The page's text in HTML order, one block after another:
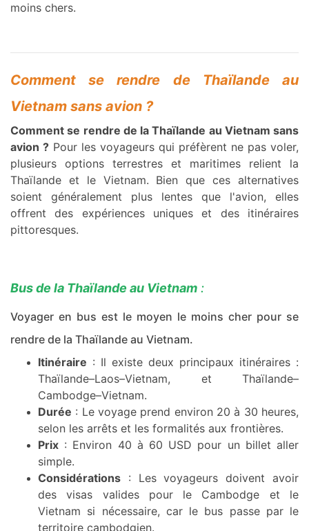
moins chers.
Comment se rendre de Thaïlande au
Vietnam sans avion ?
Comment se rendre de la Thaïlande au Vietnam sans
avion ? Pour les voyageurs qui préfèrent ne pas voler,
plusieurs options terrestres et maritimes relient la
Thaïlande et le Vietnam. Bien que ces alternatives
soient généralement plus lentes que l'avion, elles
offrent des expériences uniques et des itinéraires
pittoresques.
Bus de la Thaïlande au Vietnam :
Voyager en bus est le moyen le moins cher pour se
rendre de la Thaïlande au Vietnam.
Itinéraire : Il existe deux principaux itinéraires :
Thaïlande–Laos–Vietnam, et Thaïlande–
Cambodge–Vietnam.
Durée : Le voyage prend environ 20 à 30 heures,
selon les arrêts et les formalités aux frontières.
Prix : Environ 40 à 60 USD pour un billet aller
simple.
Considérations : Les voyageurs doivent avoir
des visas valides pour le Cambodge et le
Vietnam si nécessaire, car le bus passe par le
territoire cambodgien.